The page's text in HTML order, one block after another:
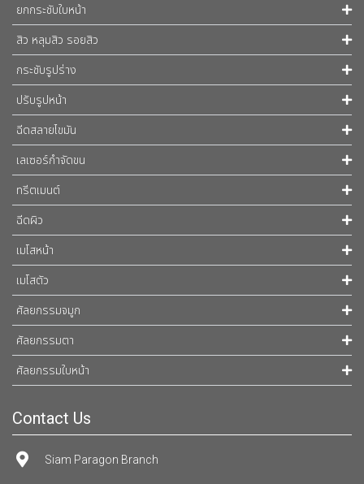
ยกกระชับใบหน้า
สิว หลุมสิว รอยสิว
กระชับรูปร่าง
ปรับรูปหน้า
ฉีดสลายไขมัน
เลเซอร์กำจัดขน
ทรีตเมนต์
ฉีดผิว
เมโสหน้า
เมโสตัว
ศัลยกรรมจมูก
ศัลยกรรมตา
ศัลยกรรมใบหน้า
Contact Us
Siam Paragon Branch